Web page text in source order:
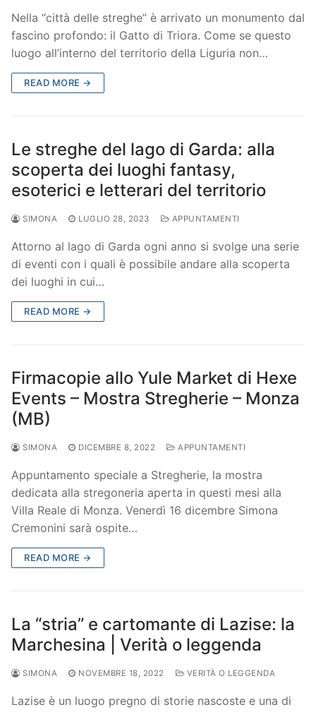
Nella “città delle streghe” è arrivato un monumento dal
fascino profondo: il Gatto di Triora. Come se questo
luogo all’interno del territorio della Liguria non…
READ MORE →
Le streghe del lago di Garda: alla
scoperta dei luoghi fantasy,
esoterici e letterari del territorio
SIMONA LUGLIO 28, 2023 APPUNTAMENTI
Attorno al lago di Garda ogni anno si svolge una serie
di eventi con i quali è possibile andare alla scoperta
dei luoghi in cui…
READ MORE →
Firmacopie allo Yule Market di Hexe
Events – Mostra Stregherie – Monza
(MB)
SIMONA DICEMBRE 8, 2022 APPUNTAMENTI
Appuntamento speciale a Stregherie, la mostra
dedicata alla stregoneria aperta in questi mesi alla
Villa Reale di Monza. Venerdì 16 dicembre Simona
Cremonini sarà ospite…
READ MORE →
La “stria” e cartomante di Lazise: la
Marchesina | Verità o leggenda
SIMONA NOVEMBRE 18, 2022 VERITÀ O LEGGENDA
Lazise è un luogo pregno di storie nascoste e una di